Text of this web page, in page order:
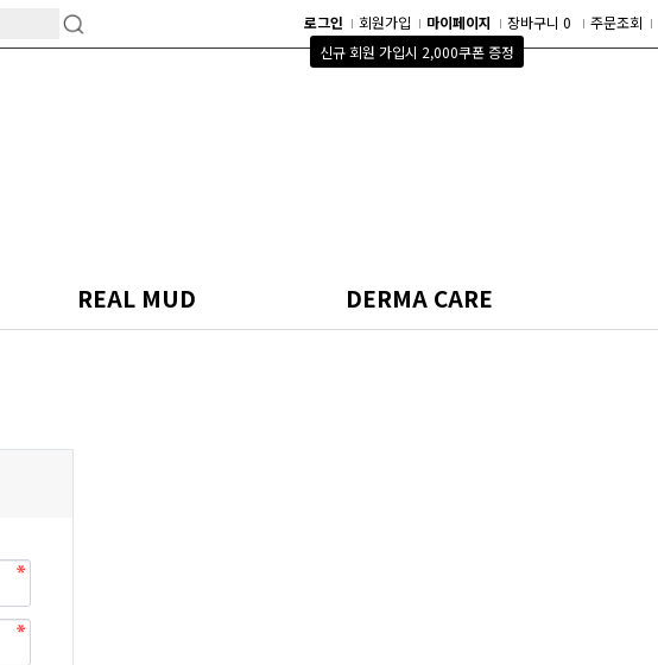
로그인 회원가입
마이페이지
신규 회원 가입시 2,000쿠폰 증정
장바구니 0 주문조회
REAL MUD DERMA CARE